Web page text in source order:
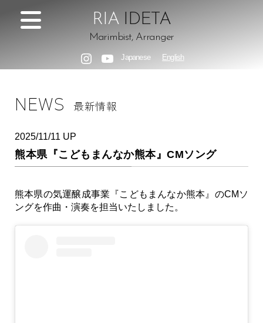
RIA IDETA
Marimbist, Arranger
InstagramYouTube
Japanese English
NEWS 最新情報
2025/11/11 UP
熊本県『こどもまんなか熊本』CMソング
熊本県の気運醸成事業『こどもまんなか熊本』のCMソ
ングを作曲・演奏を担当いたしました。